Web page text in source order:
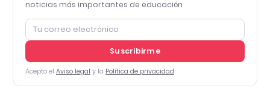
noticias más importantes de educación
Suscribirme
Acepto el Aviso legal y la Política de privacidad